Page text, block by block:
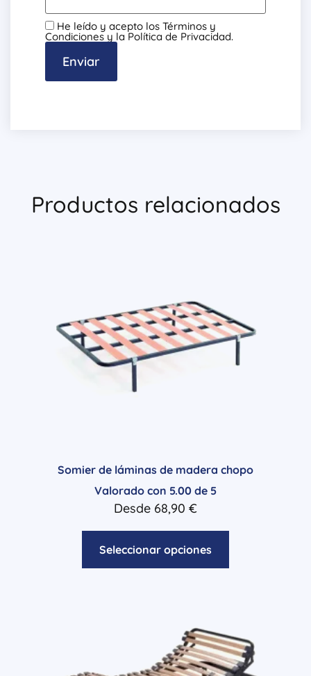
He leído y acepto los Términos y
Condiciones y la Política de Privacidad.
Productos relacionados
Somier de láminas de madera chopo
Valorado con 5.00 de 5
Desde 68,90 €
Seleccionar opciones